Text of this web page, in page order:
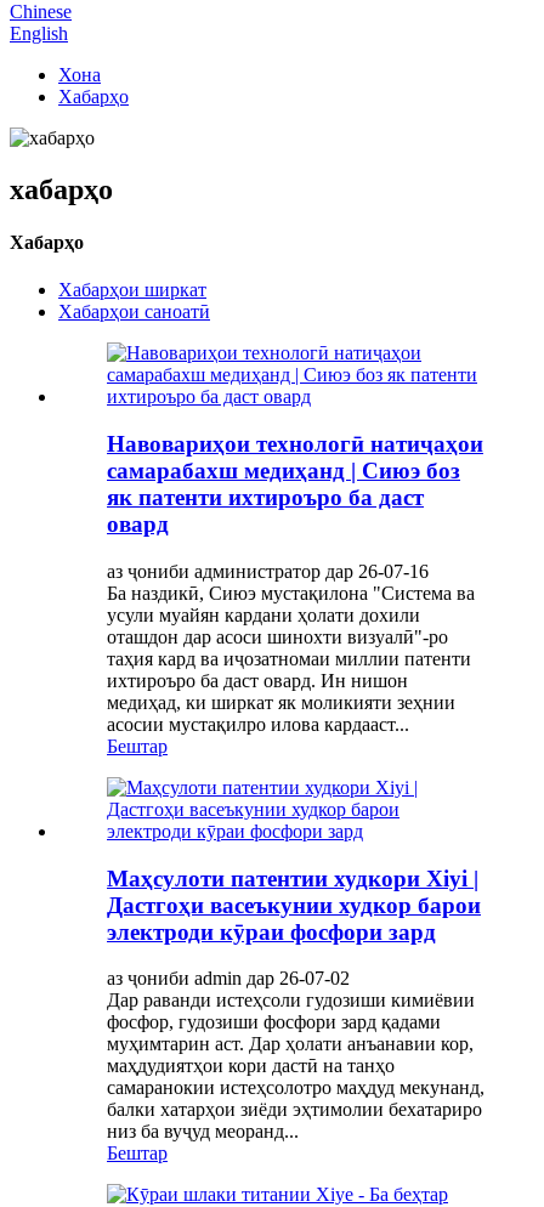
Chinese
English
Хона
Хабарҳо
хабарҳо
Хабарҳо
Хабарҳои ширкат
Хабарҳои саноатӣ
Навовариҳои технологӣ натиҷаҳои
самарабахш медиҳанд | Сиюэ боз
як патенти ихтироъро ба даст
овард
аз ҷониби администратор дар 26-07-16
Ба наздикӣ, Сиюэ мустақилона "Система ва
усули муайян кардани ҳолати дохили
оташдон дар асоси шинохти визуалӣ"-ро
таҳия кард ва иҷозатномаи миллии патенти
ихтироъро ба даст овард. Ин нишон
медиҳад, ки ширкат як моликияти зеҳнии
асосии мустақилро илова кардааст...
Бештар
Маҳсулоти патентии худкори Xiyi |
Дастгоҳи васеъкунии худкор барои
электроди кӯраи фосфори зард
аз ҷониби admin дар 26-07-02
Дар раванди истеҳсоли гудозиши кимиёвии
фосфор, гудозиши фосфори зард қадами
муҳимтарин аст. Дар ҳолати анъанавии кор,
маҳдудиятҳои кори дастӣ на танҳо
самаранокии истеҳсолотро маҳдуд мекунанд,
балки хатарҳои зиёди эҳтимолии бехатариро
низ ба вуҷуд меоранд...
Бештар